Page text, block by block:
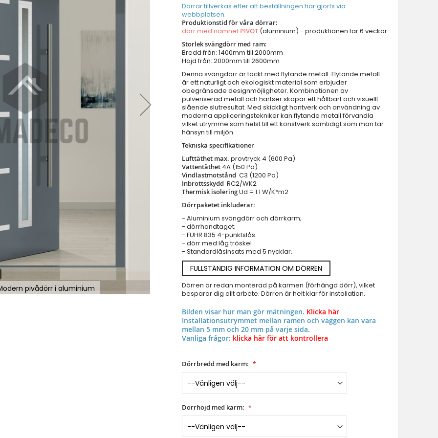
Dörrar med vänster panel
Dörrar med två panel
Dörrar med vänster sidoljus & överljus
Dörrar med höger sidoljus & överljus
Dörrar med vänster & höger sidoljus
Dörrar med vänster höger sidoljus & överljus
Parytterdörrar
Glas Pivothängda ytterdörrar
Entrédörr i aluminiumglas
Aluminium & upvc fönster
pivådörr i aluminium PIVOT P101 - Modern pivådörr i aluminium
Dörrar tillverkas efter att beställningen har gjorts via
webbplatsen.
Produktionstid för våra dörrar:
dörr med namnet PIVOT (aluminium) - produktionen tar 6 veckor
Storlek svängdörr med ram:
Bredd från: 1400mm till 2000mm
Höjd från: 2000mm till 2600mm
Denna svängdörr är täckt med flytande metall. Flytande metall
är ett naturligt och ekologiskt material som erbjuder
obegränsade designmöjligheter. Kombinationen av
pulveriserad metall och hartser skapar ett hållbart och visuellt
slående slutresultat. Med skickligt hantverk och användning av
moderna appliceringstekniker kan flytande metall förvandla
vilket utrymme som helst till ett konstverk samtidigt som man tar
hänsyn till miljön.
Tekniska specifikationer
Lufttäthet max. provtryck 4 (600 Pa)
Vattentäthet 4A (150 Pa)
VindlastmotståndC3 (1200 Pa)
Inbrottsskydd RC2/WK2
Thermisk isoleringUd = 1.1 W/K*m2
Dörrpaketet inkluderar:
- Aluminium svängdörr och dörrkarm;
- dörrhandtaget;
- FUHR 835 4-punktslås
- dörr med låg tröskel
- Standardlåsinsats med 5 nycklar.
FULLSTÄNDIG INFORMATION OM DÖRREN
Dörren är redan monterad på karmen (förhängd dörr), vilket
besparar dig allt arbete. Dörren är helt klar för installation.
Bilden visar hur man gör mätningen. Klicka här
Installationsutrymmet mellan ramen och väggen kan vara
mellan 5 mm och 20 mm på varje sida.
Vanliga frågor: klicka här för att kontrollera
Dörrbredd med karm:
Dörrhöjd med karm: